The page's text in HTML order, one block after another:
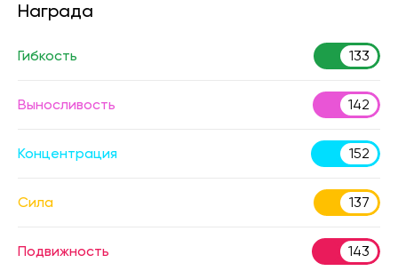
Награда
Гибкость 133
Выносливость 142
Концентрация 152
Сила 137
Подвижность 143